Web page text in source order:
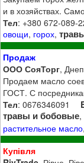
и в хозяйствах.
Тел: +380 672-089-
овощи, горох,
Продаж
ООО СояТорг,
Продаем масло
ГОСТ. С
Тел: 0676346091
травы и бобовые,
растительное масло,
Купівля